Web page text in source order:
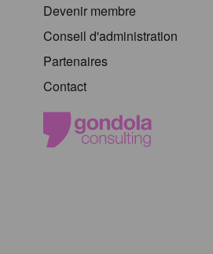
Devenir membre
Conseil d'administration
Partenaires
Contact